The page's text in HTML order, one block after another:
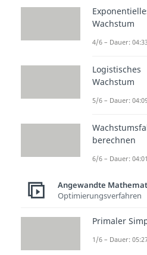
100:
Antwort:
Der
betragen.
Wie groß
30% 600g
Lösung:
Was ist
den
Wachstum
4/6 – Dauer:
Logistisches
Wachstum
5/6 – Dauer:
berechnen
6/6 – Dauer: 04:01
Angewandte
Optimierungsverfahren
Primaler
1/6 – Dauer: